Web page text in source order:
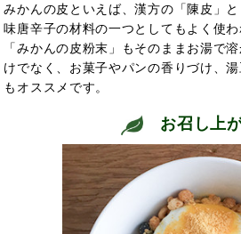
みかんの皮といえば、漢方の「陳皮」
味唐辛子の材料の一つとしてもよく使わ
「みかんの皮粉末」もそのままお湯で
けでなく、お菓子やパンの香りづけ、
もオススメです。
お召し上